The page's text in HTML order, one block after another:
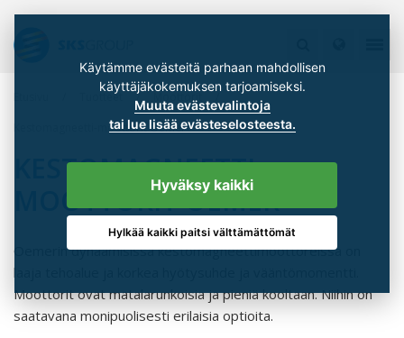
Tuotteet
Moottorit
Kestomagneetti-moottorit Oemer
KESTOMAGNEETTI-
MOOTTORIT OEMER
Oemerin dynaamisissa kestomagneettimoottoreissa on
laaja tehoalue ja korkea hyötysuhde ja vääntömomentti.
Moottorit ovat matalarunkoisia ja pieniä kooltaan. Niihin on
saatavana monipuolisesti erilaisia optioita.
Käytämme evästeitä parhaan mahdollisen
Muuta evästevalintoja
tai lue lisää evästeselosteesta.
Hyväksy kaikki
Hylkää kaikki paitsi välttämättömät